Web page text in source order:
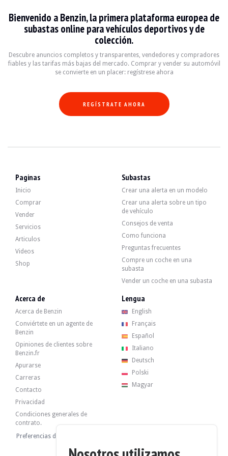
VENTAS profesional
DOCUMENTO DE MATRICULACIÓN DEL VEHÍCULO
Checa
Video
Descripción
Este Porsche Cayman 2008 de Kuwait tiene 94.000 km en el reloj, según
En el interior, el vendedor dice que el vehículo está en buenas condiciones.
-Kit aerodinámico Cayman,
-Instrumentos combinados con fondos de color,
-Parabrisas con banda superior tintada,
-HomeLink (mando a distancia),
Volante multifunción (aspecto aluminio, 3 radios),
-Porsche Communication Management (PCM) con módulo de navegación
El 6 cilindros de 2,7 litros desarrollaba 245 CV cuando salió de fábrica. El
El coche tiene sus 4 llantas originales en buen estado. El coche frena
Bienvenido a Benzin, la primera plataforma europea de
subastas online para vehículos deportivos y de
colección.
Descubre anuncios completos y transparentes, vendedores y compradores
fiables y las tarifas más bajas del mercado. Comprar y vender su automóvil
se convierte en un placer: regístrese ahora
REGÍSTRATE AHORA
Paginas
Inicio
Comprar
Vender
Servicios
Articulos
Videos
Shop
Subastas
Crear una alerta en un modelo
Crear una alerta sobre un tipo
de vehículo
Consejos de venta
Como funciona
Preguntas frecuentes
Compre un coche en una
subasta
Vender un coche en una subasta
Acerca de
Acerca de Benzin
Conviértete en un agente de
Benzin
Opiniones de clientes sobre
Benzin.fr
Apurarse
Carreras
Contacto
Privacidad
Condiciones generales de
contrato.
Preferencias de cookies
Lengua
English
Français
Español
Italiano
Deutsch
Polski
Magyar